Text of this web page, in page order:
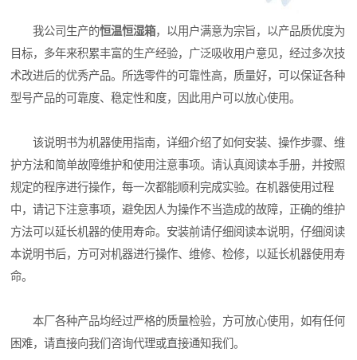
我公司生产的恒温恒湿箱，以用户满意为宗旨，以产品质优度为
目标，多年来积累丰富的生产经验，广泛吸收用户意见，经过多次技
术改进后的优秀产品。所选零件的可靠性高，质量好，可以保证各种
型号产品的可靠度、稳定性和度，因此用户可以放心使用。
该说明书为机器使用指南，详细介绍了如何安装、操作步骤、维
护方法和简单故障维护和使用注意事项。请认真阅读本手册，并按照
规定的程序进行操作，每一次都能顺利完成实验。在机器使用过程
中，请记下注意事项，避免因人为操作不当造成的故障，正确的维护
方法可以延长机器的使用寿命。安装前请仔细阅读本说明，仔细阅读
本说明书后，方可对机器进行操作、维修、检修，以延长机器使用寿
命。
本厂各种产品均经过严格的质量检验，方可放心使用，如有任何
困难，请直接向我们咨询代理或直接通知我们。